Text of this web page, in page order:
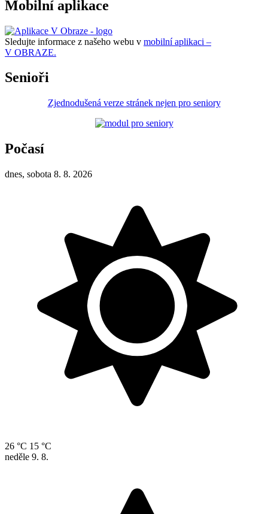
Mobilní aplikace
Sledujte informace z našeho webu v mobilní aplikaci –
V OBRAZE.
Senioři
Zjednodušená verze stránek nejen pro seniory
Počasí
dnes, sobota 8. 8. 2026
26 °C 15 °C
neděle 9. 8.